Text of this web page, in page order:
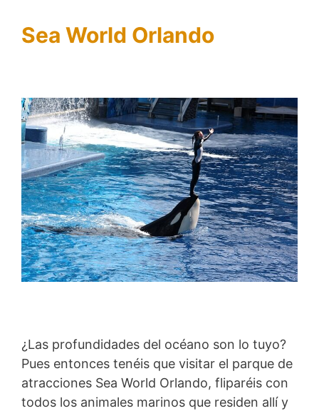
Sea World Orlando
¿Las profundidades del océano son lo tuyo?
Pues entonces tenéis que visitar el parque de
atracciones Sea World Orlando, fliparéis con
todos los animales marinos que residen allí y